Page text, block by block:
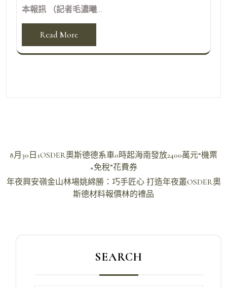
本報訊 （記者毛濃曦...
Read More
文
導
8月30日1OSDER奧斯德德系車0時起海南發放2400萬元“機票
+免稅”花費券
年夜興安嶺金山林場姚綿勝：巧手匠心 打造年夜叢OSDER奧
斯德材料報價林的禮品
SEARCH